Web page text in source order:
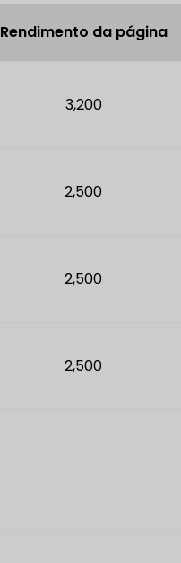
Rendimento da página
3,200
2,500
2,500
2,500